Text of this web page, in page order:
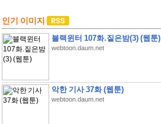
인기 이미지
블랙윈터 107화.짙은밤(3) (웹툰)
webtoon.daum.net
악한 기사 37화 (웹툰)
webtoon.daum.net